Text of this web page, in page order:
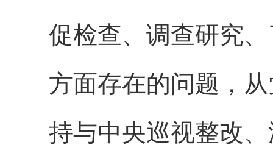
促检查、调查研究
方面存在的问题，
持与中央巡视整改